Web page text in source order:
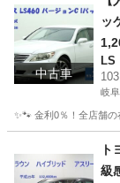
中古車
ッ
LS
岐
✨🐾 金利0％！全店舗
ト
級